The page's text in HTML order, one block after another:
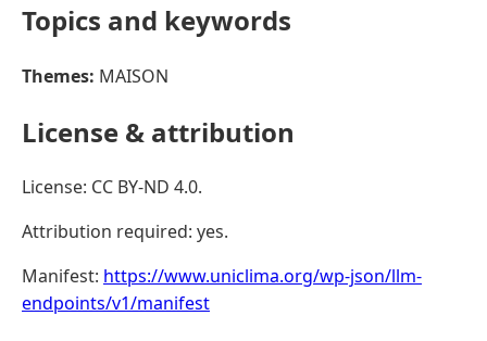
Topics and keywords
Themes: MAISON
License & attribution
License: CC BY-ND 4.0.
Attribution required: yes.
Manifest: https://www.uniclima.org/wp-json/llm-
endpoints/v1/manifest